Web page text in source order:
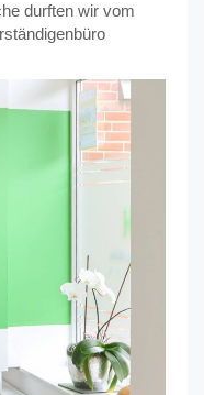
durften wir vom